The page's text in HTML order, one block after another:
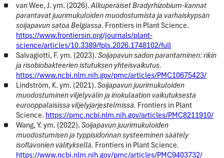
van Wee, J. ym. (2026).Alkuperäiset Bradyrhizobium-kannat
parantavat juurimukuloiden muodostumista ja varhaiskypsän
soijapavun satoa Belgiassa. Frontiers in Plant Science.
https://www.frontiersin.org/journals/plant-
science/articles/10.3389/fpls.2026.1748102/full
Salvagiotti, F. ym. (2023). Soijapavun sadon parantaminen: rikin
ja risobiobakteerien istutuksen yhteisvaikutus.
https://www.ncbi.nlm.nih.gov/pmc/articles/PMC10675423/
Lindström, K. ym. (2021). Soijapavun juurimukuloiden
muodostuminen viljelyvälin ja inokulaation vaikutuksesta
eurooppalaisissa viljelyjärjestelmissä. Frontiers in Plant
Science. https://pmc.ncbi.nlm.nih.gov/articles/PMC8211910/
Wang, Y. ym. (2022). Soijapavun juurimukuloiden
muodostumisen ja typpisidonnan systeeminen säätely
isoflavonien välityksellä. Frontiers in Plant Science.
https://www.ncbi.nlm.nih.gov/pmc/articles/PMC9403732/